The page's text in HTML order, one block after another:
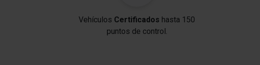
Vehículos Certificados hasta 150
puntos de control.